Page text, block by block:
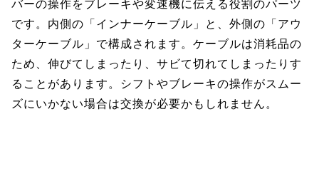
バーの操作をブレーキや変速機に伝える役割のパーツ
です。内側の「インナーケーブル」と、外側の「アウ
ターケーブル」で構成されます。ケーブルは消耗品の
ため、伸びてしまったり、サビて切れてしまったりす
ることがあります。シフトやブレーキの操作がスムー
ズにいかない場合は交換が必要かもしれません。